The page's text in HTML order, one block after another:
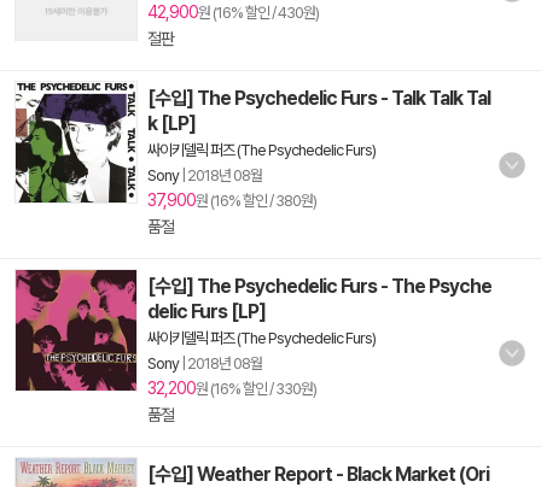
42,900원 (16% 할인 / 430원)
절판
[수입] The Psychedelic Furs - Talk Talk Tal
k [LP]
싸이키델릭 퍼즈 (The Psychedelic Furs)
Sony| 2018년 08월
37,900원 (16% 할인 / 380원)
품절
[수입] The Psychedelic Furs - The Psyche
delic Furs [LP]
싸이키델릭 퍼즈 (The Psychedelic Furs)
Sony| 2018년 08월
32,200원 (16% 할인 / 330원)
품절
[수입] Weather Report - Black Market (Ori